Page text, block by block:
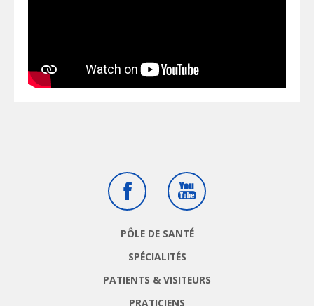
FacebookYoutube
PÔLE DE SANTÉ
SPÉCIALITÉS
PATIENTS & VISITEURS
PRATICIENS